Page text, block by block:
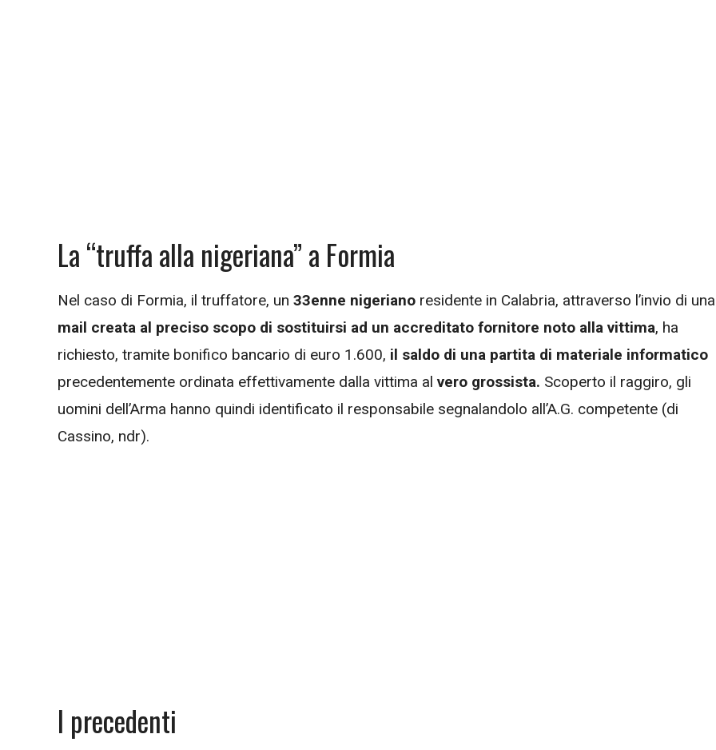
La “truffa alla nigeriana” a Formia
Nel caso di Formia, il truffatore, un 33enne nigeriano residente in Calabria, attraverso l’invio di una
mail creata al preciso scopo di sostituirsi ad un accreditato fornitore noto alla vittima, ha
richiesto, tramite bonifico bancario di euro 1.600, il saldo di una partita di materiale informatico
precedentemente ordinata effettivamente dalla vittima al vero grossista. Scoperto il raggiro, gli
uomini dell’Arma hanno quindi identificato il responsabile segnalandolo all’A.G. competente (di
Cassino, ndr).
I precedenti